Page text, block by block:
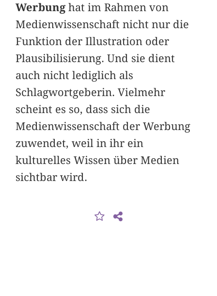
Werbunghat im Rahmen von
Medienwissenschaft nicht nur die
Funktion der Illustration oder
Plausibilisierung. Und sie dient
auch nicht lediglich als
Schlagwortgeberin. Vielmehr
scheint es so, dass sich die
Medienwissenschaft der Werbung
zuwendet, weil in ihr ein
kulturelles Wissen über Medien
sichtbar wird.